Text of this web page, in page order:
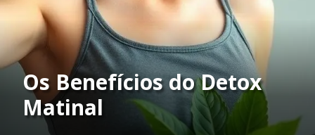
Os Benefícios do Detox
Matinal